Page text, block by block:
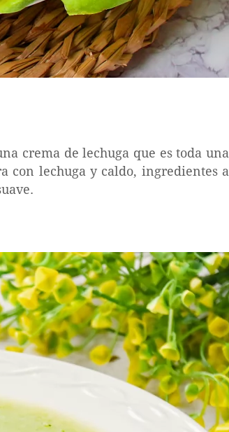
crema de lechuga que es toda una
con lechuga y caldo, ingredientes a